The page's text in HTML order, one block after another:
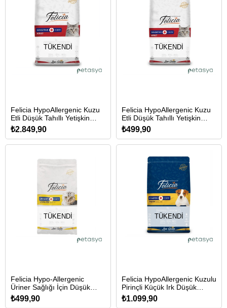
TÜKENDI
Felicia HypoAllergenic Kuzu
Etli Düşük Tahıllı Yetişkin
Kedi Maması 12kg
₺2.849,90
TÜKENDI
Felicia HypoAllergenic Kuzu
Etli Düşük Tahıllı Yetişkin
Kedi Maması 2kg
₺499,90
TÜKENDI
Felicia Hypo-Allergenic
Üriner Sağlığı İçin Düşük
Tahıllı Tavuklu Kısırlaştırılmış
Kedi Maması 2kg
₺499,90
TÜKENDI
Felicia HypoAllergenic Kuzulu
Pirinçli Küçük Irk Düşük
Tahıllı Yavru Köpek Maması
6kg
₺1.099,90